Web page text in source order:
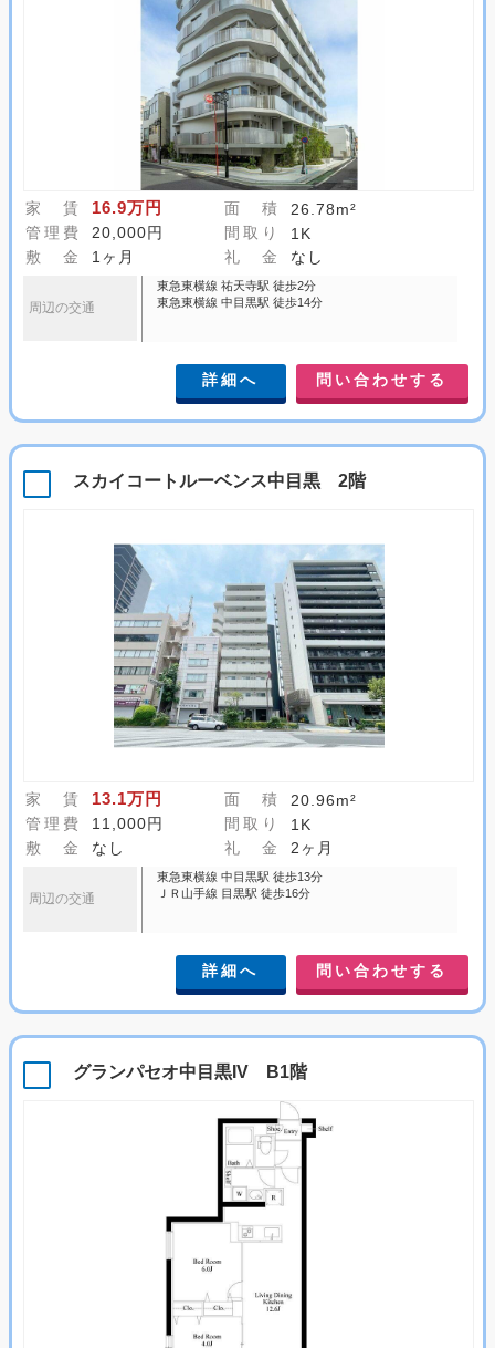
家 賃 16.9万円 面 積
26.78m²
管理費
20,000円 間取り
1K
敷 金
1ヶ月 礼 金 なし
周辺の交通
東急東横線 祐天寺駅 徒歩2分
東急東横線 中目黒駅 徒歩14分
詳細へ 問い合わせする
スカイコートルーベンス中目黒 2階
家 賃 13.1万円 面 積
20.96m²
管理費
11,000円 間取り
1K
敷 金
なし 礼 金 2ヶ月
周辺の交通
東急東横線 中目黒駅 徒歩13分
ＪＲ山手線 目黒駅 徒歩16分
詳細へ 問い合わせする
グランパセオ中目黒IV B1階